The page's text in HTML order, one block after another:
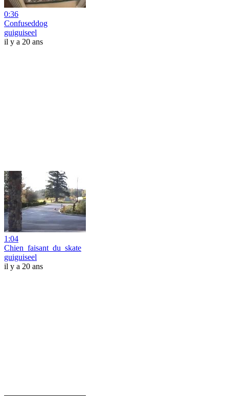
0:36
Confuseddog
guiguiseel
il y a 20 ans
1:04
Chien_faisant_du_skate
guiguiseel
il y a 20 ans